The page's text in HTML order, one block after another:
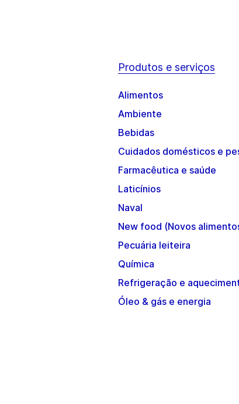
Produtos e serviços
Alimentos
Ambiente
Bebidas
Cuidados domésticos e
Farmacêutica e saúde
Laticínios
Naval
New food (Novos
Pecuária leiteira
Química
Refrigeração e
Óleo & gás e energia